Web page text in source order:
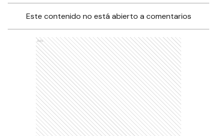
Este contenido no está abierto a comentarios
Ads